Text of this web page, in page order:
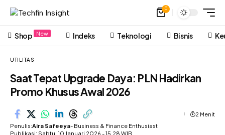
0
Shop New Indeks Teknologi Bisnis
UTILITAS
Saat Tepat Upgrade Daya: PLN Hadirkan
Promo Khusus Awal 2026
Penulis:Aira Safeeya- Business & Finance Enthusiast
Publikasi: Sabtu, 10 Januari 2026 - 15.28 WIB
2 Menit